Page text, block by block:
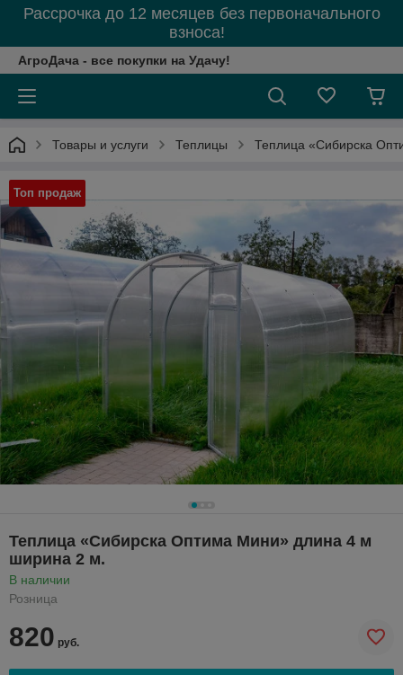
Рассрочка до 12 месяцев без первоначального
взноса!
АгроДача - все покупки на Удачу!
Товары и услуги Теплицы Теплица «Сибирска
Топ продаж
Теплица «Сибирска Оптима Мини» длина 4 м
ширина 2 м.
В наличии
Розница
820 руб.